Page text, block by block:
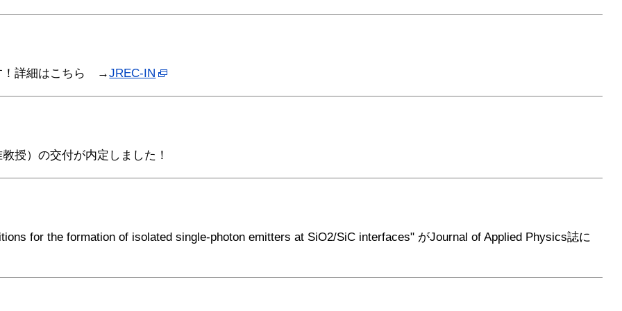
！詳細はこちら →JREC-IN
授）の交付が内定しました！
for the formation of isolated single-photon emitters at SiO2/SiC interfaces" がJournal of Applied Physics誌に